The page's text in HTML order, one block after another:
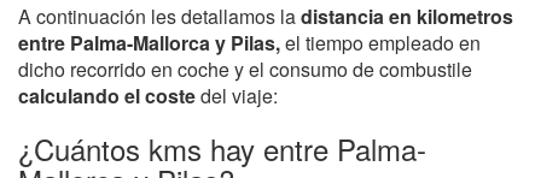
A continuación les detallamos ladistancia en kilometros
entre Palma-Mallorca y Pilas,el tiempo empleado en
dicho recorrido en coche y el consumo de combustile
calculando el costedel viaje:
¿Cuántos kms hay entre Palma-